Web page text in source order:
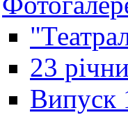
23
Випуск